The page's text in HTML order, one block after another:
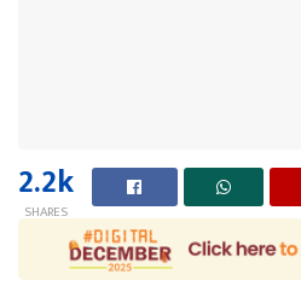
2.2k
SHARES